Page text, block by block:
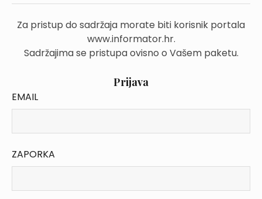
Za pristup do sadržaja morate biti korisnik portala
www.informator.hr.
Sadržajima se pristupa ovisno o Vašem paketu.
Prijava
EMAIL
ZAPORKA